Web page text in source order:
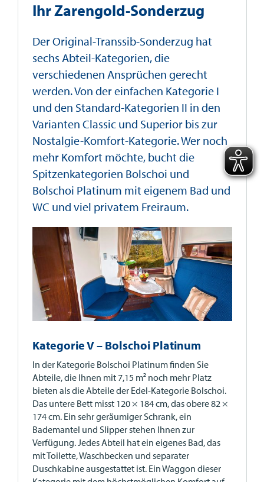
Ihr Zarengold-Sonderzug
Der Original-Transsib-Sonderzug hat
sechs Abteil-Kategorien, die
verschiedenen Ansprüchen gerecht
werden. Von der einfachen Kategorie I
und den Standard-Kategorien II in den
Varianten Classic und Superior bis zur
Nostalgie-Komfort-Kategorie. Wer noch
mehr Komfort möchte, bucht die
Spitzenkategorien Bolschoi und
Bolschoi Platinum mit eigenem Bad und
WC und viel privatem Freiraum.
Kategorie V – Bolschoi Platinum
In der Kategorie Bolschoi Platinum finden Sie
Abteile, die Ihnen mit 7,15 m² noch mehr Platz
bieten als die Abteile der Edel-Kategorie Bolschoi.
Das untere Bett misst 120 × 184 cm, das obere 82 ×
174 cm. Ein sehr geräumiger Schrank, ein
Bademantel und Slipper stehen Ihnen zur
Verfügung. Jedes Abteil hat ein eigenes Bad, das
mit Toilette, Waschbecken und separater
Duschkabine ausgestattet ist. Ein Waggon dieser